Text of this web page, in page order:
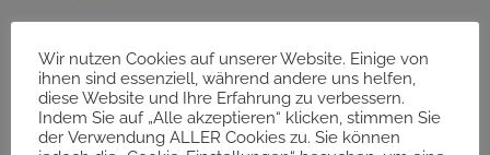
Februar 2026 1
Januar 2026 1
Wir nutzen Cookies auf unserer Website. Einige von
ihnen sind essenziell, während andere uns helfen,
diese Website und Ihre Erfahrung zu verbessern.
Indem Sie auf „Alle akzeptieren“ klicken, stimmen Sie
der Verwendung ALLER Cookies zu. Sie können